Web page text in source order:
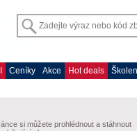
Ceníky Akce Hot deals